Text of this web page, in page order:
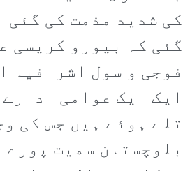
کی شدید مذمت کی گئی
گئی کہ بیورو کریسی
فوجی و سول اشرافیہ
ایک ایک عوامی
تلے ہوئے ہیں جس کی
بلوچستان سمیت